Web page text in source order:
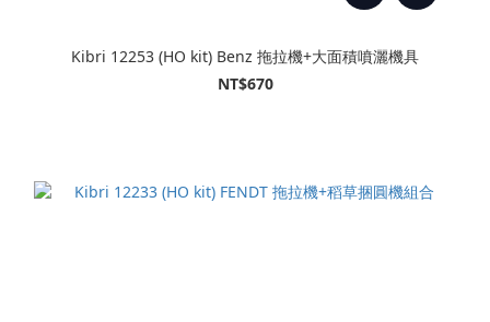
Kibri 12253 (HO kit) Benz 拖拉機+大面積噴灑機具
NT$670